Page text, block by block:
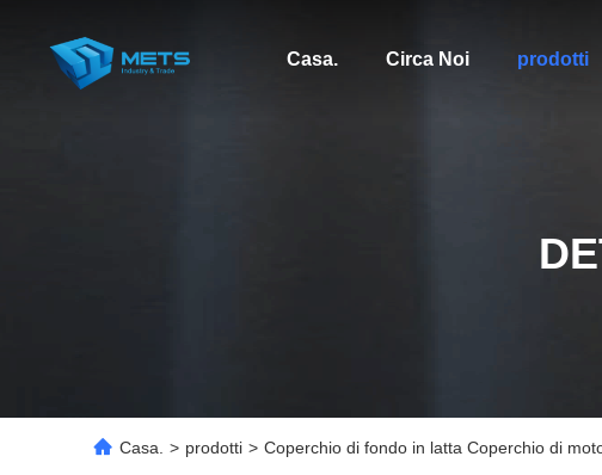
Casa. Circa Noi prodotti
Casa. > prodotti > Coperchio di fondo in latta Coperchio di